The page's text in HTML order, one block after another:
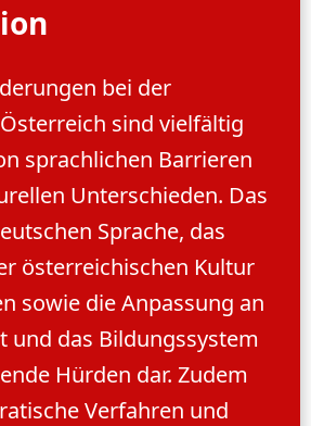
bei der
sind vielfältig
sprachlichen Barrieren
Unterschieden. Das
Sprache, das
österreichischen Kultur
sowie die Anpassung an
und das Bildungssystem
Hürden dar. Zudem
Verfahren und